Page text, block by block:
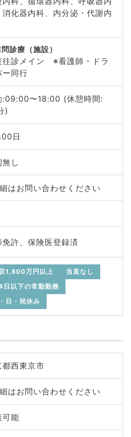
消化器内科、内分泌・代謝内
診療（施設）
往診メイン ※看護師・ドラ
ー同行
:09:00〜18:00 (休憩時間:
)
日
無し
はお問い合わせください
免許、保険医登録済
1,800万円以上
当直なし
日以下の常勤勤務
日・祝休み
都西東京市
はお問い合わせください
可能